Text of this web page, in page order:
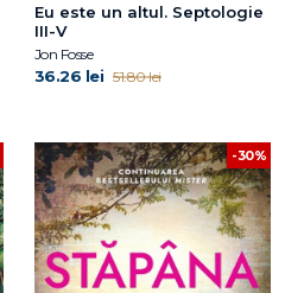
Eu este un altul. Septologie
III-V
Jon Fosse
36.26 lei 51.80 lei
-30%